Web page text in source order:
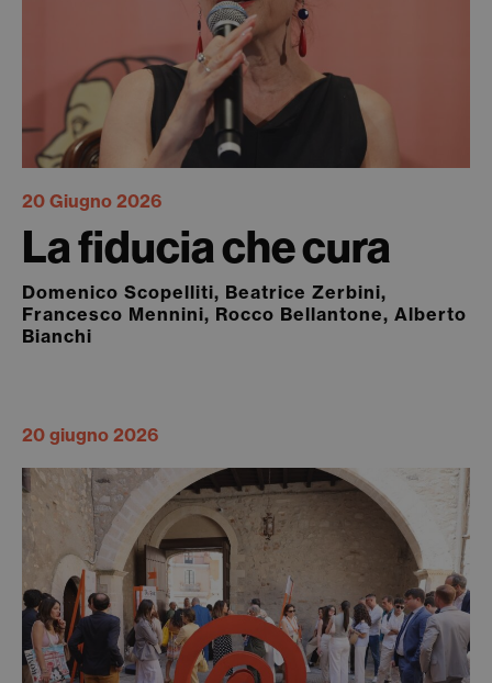
20 Giugno 2026
La fiducia che cura
Domenico Scopelliti, Beatrice Zerbini,
Francesco Mennini, Rocco Bellantone, Alberto
Bianchi
20 giugno 2026